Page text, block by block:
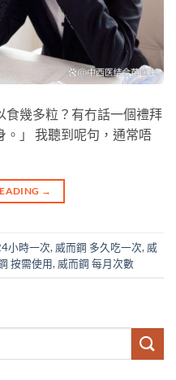
食幾多粒？有冇話一個禮拜
。」 我聽到呢句，通常唔
→
小時一次, 威而鋼 多久吃一次, 威
按需使用, 威而鋼 每月次數